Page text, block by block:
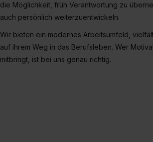
„Details
die Möglichkeit, früh Verantwortung zu
auch persönlich weiterzuentwickeln.
Wir bieten ein modernes Arbeitsumfeld,
auf ihrem Weg in das Berufsleben. Wer
mitbringt, ist bei uns genau richtig.